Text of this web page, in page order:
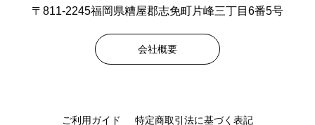
〒811-2245福岡県糟屋郡志免町片峰三丁目6番5号
会社概要
ご利用ガイド 特定商取引法に基づく表記